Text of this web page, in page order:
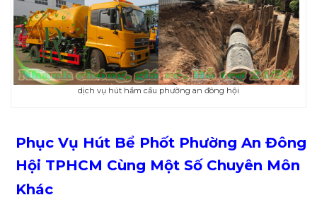
dịch vụ hút hầm cầu phường an đông hội
Phục Vụ Hút Bể Phốt Phường An Đông
Hội TPHCM Cùng Một Số Chuyên Môn
Khác